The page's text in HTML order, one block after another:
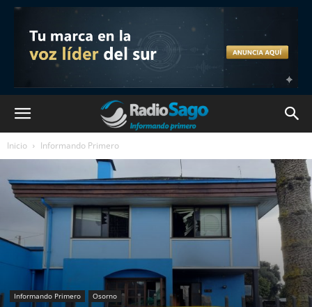
Inicio Informando Primero
Informando Primero Osorno